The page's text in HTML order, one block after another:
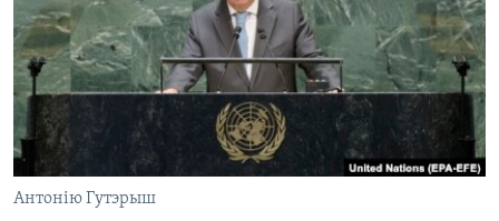
КУЛЬТУРА
КАЛЯНДАР
МОВА
НА ХВАЛЯХ СВАБОДЫ
Антонію Гутэрыш